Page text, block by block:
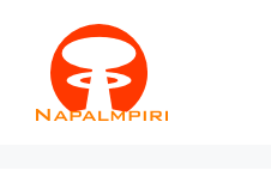
contenuto